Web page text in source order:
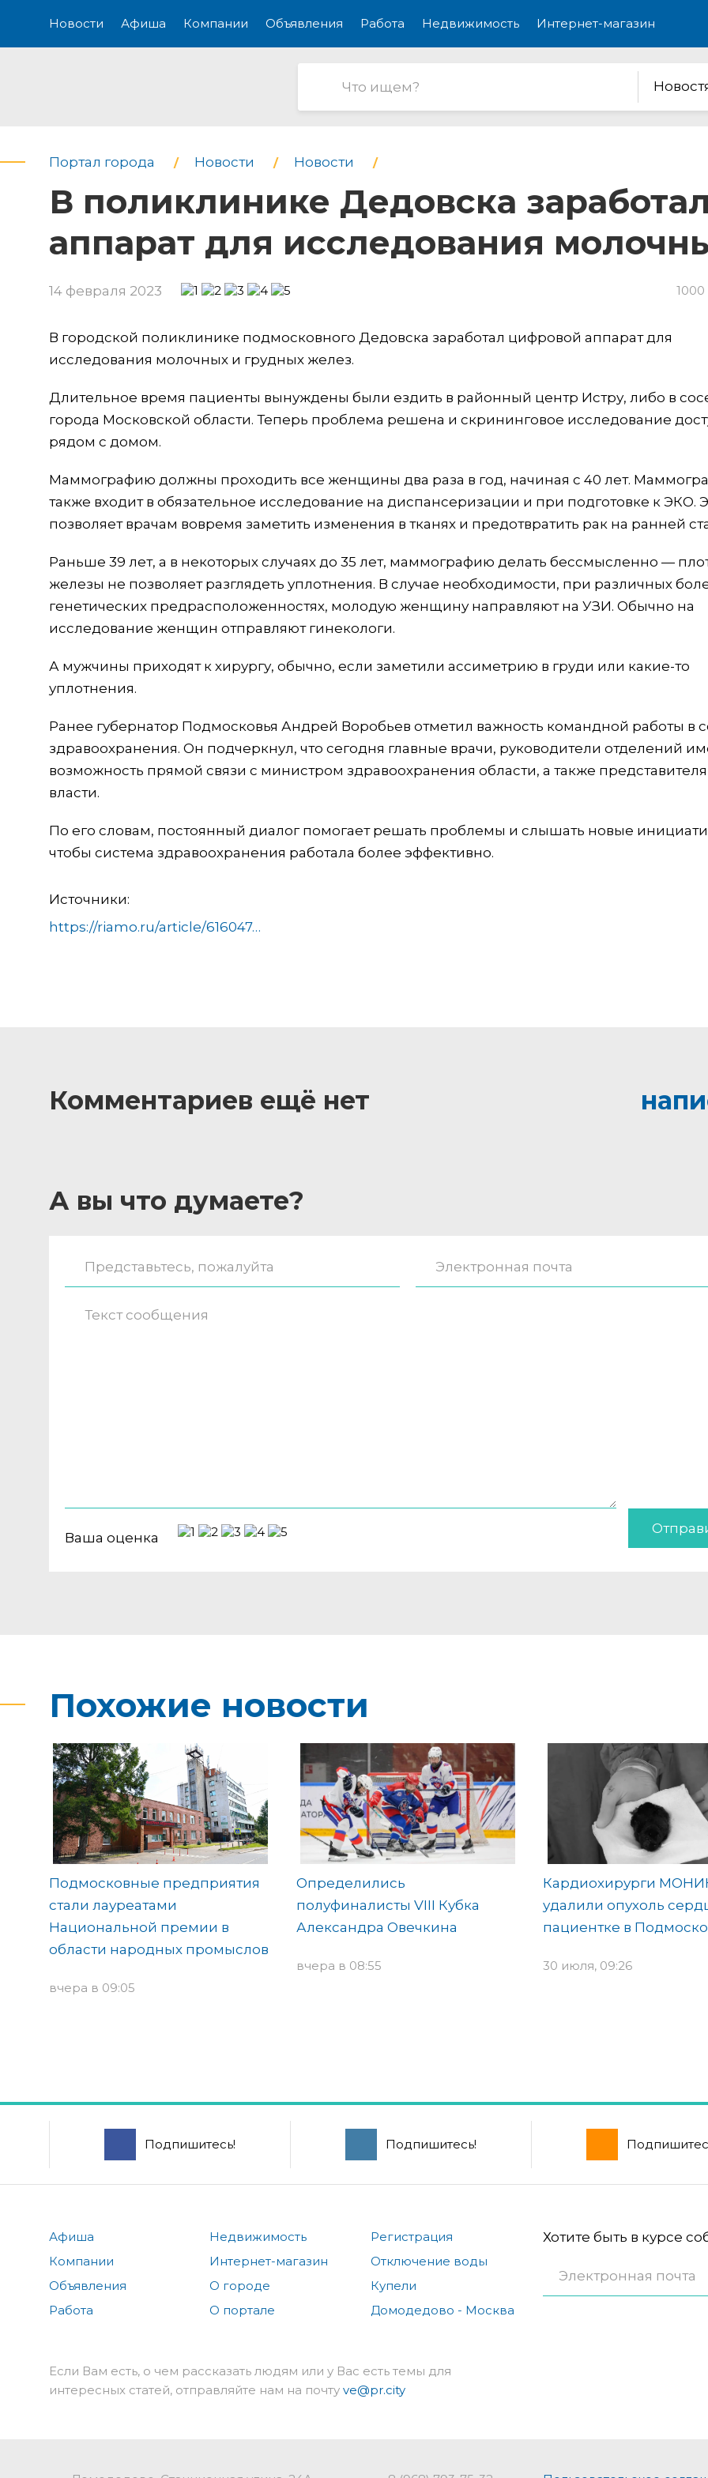
Новости Афиша Компании Объявления Работа Недвижимость Интернет-магазин
Портал города Новости Новости
В поликлинике Дедовска
аппарат для исследования
14 февраля 2023 1000
В городской поликлинике подмосковного Дедовска заработал цифровой аппарат для
исследования молочных и грудных желез.
Длительное время пациенты вынуждены были ездить в районный центр Истру, либо в
города Московской области. Теперь проблема решена и скрининговое исследование
рядом с домом.
Маммографию должны проходить все женщины два раза в год, начиная с 40 лет.
также входит в обязательное исследование на диспансеризации и при подготовке к ЭКО.
позволяет врачам вовремя заметить изменения в тканях и предотвратить рак на ранней
Раньше 39 лет, а в некоторых случаях до 35 лет, маммографию делать бессмысленно —
железы не позволяет разглядеть уплотнения. В случае необходимости, при различных
генетических предрасположенностях, молодую женщину направляют на УЗИ. Обычно на
исследование женщин отправляют гинекологи.
А мужчины приходят к хирургу, обычно, если заметили ассиметрию в груди или какие-то
уплотнения.
Ранее губернатор Подмосковья Андрей Воробьев отметил важность командной работы в
здравоохранения. Он подчеркнул, что сегодня главные врачи, руководители отделений
возможность прямой связи с министром здравоохранения области, а также
власти.
По его словам, постоянный диалог помогает решать проблемы и слышать новые
чтобы система здравоохранения работала более эффективно.
Источники:
https://riamo.ru/article/616047/v-poliklinike-dedovska-zarabotal-tsifrovoj-apparat-dlya-issledovaniya-molochnyh-zhelez
Комментариев ещё нет
А вы что думаете?
Ваша оценка
Похожие новости
Подмосковные предприятия
стали лауреатами
Национальной премии в
области народных промыслов
вчера в 09:05
Определились
полуфиналисты VIII Кубка
Александра Овечкина
вчера в 08:55
Кардиохирурги
удалили опухоль
пациентке в
30 июля, 09:26
Подпишитесь! Подпишитесь!
Афиша
Компании
Объявления
Работа
Недвижимость
Интернет-магазин
О городе
О портале
Регистрация
Отключение воды
Купели
Домодедово - Москва
Хотите быть в курсе
Если Вам есть, о чем рассказать людям или у Вас есть темы для
интересных статей, отправляйте нам на почту ve@pr.city